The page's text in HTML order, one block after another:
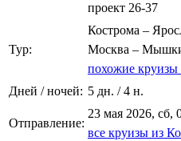
проект 26-37
Тур:
Кострома –
Москва –
похожие
Дней / ночей: 5 дн. / 4 н.
Отправление:
23 мая 2026, сб,
все круизы из